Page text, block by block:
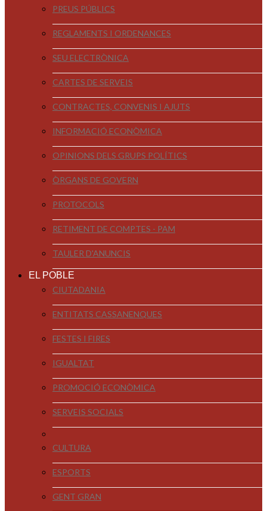
PREUS PÚBLICS
REGLAMENTS I ORDENANCES
SEU ELECTRÒNICA
CARTES DE SERVEIS
CONTRACTES, CONVENIS I AJUTS
INFORMACIÓ ECONÒMICA
OPINIONS DELS GRUPS POLÍTICS
ÒRGANS DE GOVERN
PROTOCOLS
RETIMENT DE COMPTES - PAM
TAULER D'ANUNCIS
EL POBLE
CIUTADANIA
ENTITATS CASSANENQUES
FESTES I FIRES
IGUALTAT
PROMOCIÓ ECONÒMICA
SERVEIS SOCIALS
CULTURA
ESPORTS
GENT GRAN